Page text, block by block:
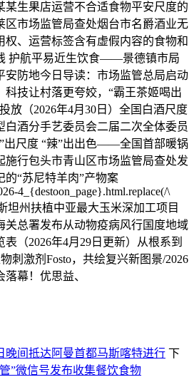
某生果店运营不合适食物平安尺度的
区市场监管局查处烟台市名爵酒业无
权、运营标签含有虚假内容的食物和
护航平易近生饮食——景德镇市局
安防地今日导读：市场监管总局启动
科技让村落更夸姣，“霸王茶姬喝出
放（2026年4月30日）全国白酒尺度
白酒分手艺委员会二届二次全体委员
出尺度 “辣”出出色——全国首部暖锅
施行包头市青山区市场监管局查处发
的“苏尼特羊肉”产物案
4_{destoon_page}.html.replace(/\
坦州扶植中亚最大玉米深加工项目
关总署发布从动物疫病风行国度地域
（2026年4月29日更新）从根系到
刺激剂Fosto，共绘复兴新图景/2026
幕！优思益、
晚间抵达阿曼首都马斯喀特进行 下
”微信号发布收集餐饮食物